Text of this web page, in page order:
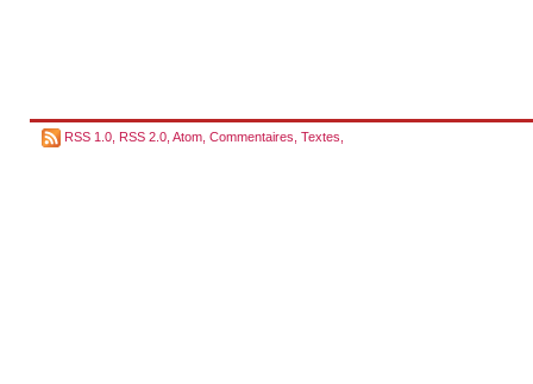
RSS 1.0 RSS 2.0 Atom Commentaires Textes